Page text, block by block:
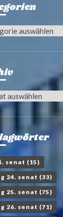
senat (15)
24. senat (33)
25. senat (75)
26. senat (71)